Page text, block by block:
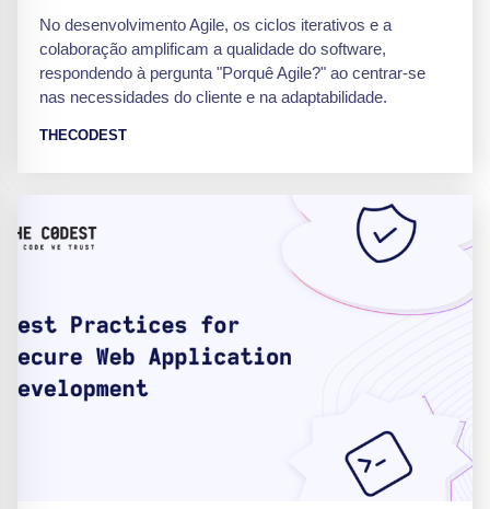
No desenvolvimento Agile, os ciclos iterativos e a
colaboração amplificam a qualidade do software,
respondendo à pergunta "Porquê Agile?" ao centrar-se
nas necessidades do cliente e na adaptabilidade.
THECODEST